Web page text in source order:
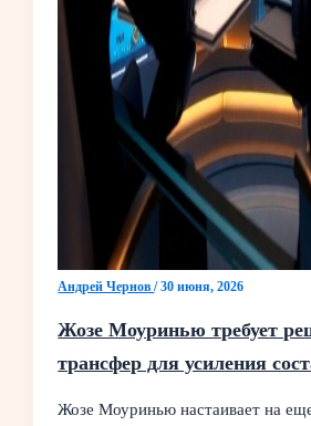
Андрей Чернов/30 июня, 2026
Жозе Моуринью требует
трансфер для усиления
Жозе Моуринью настаивает на